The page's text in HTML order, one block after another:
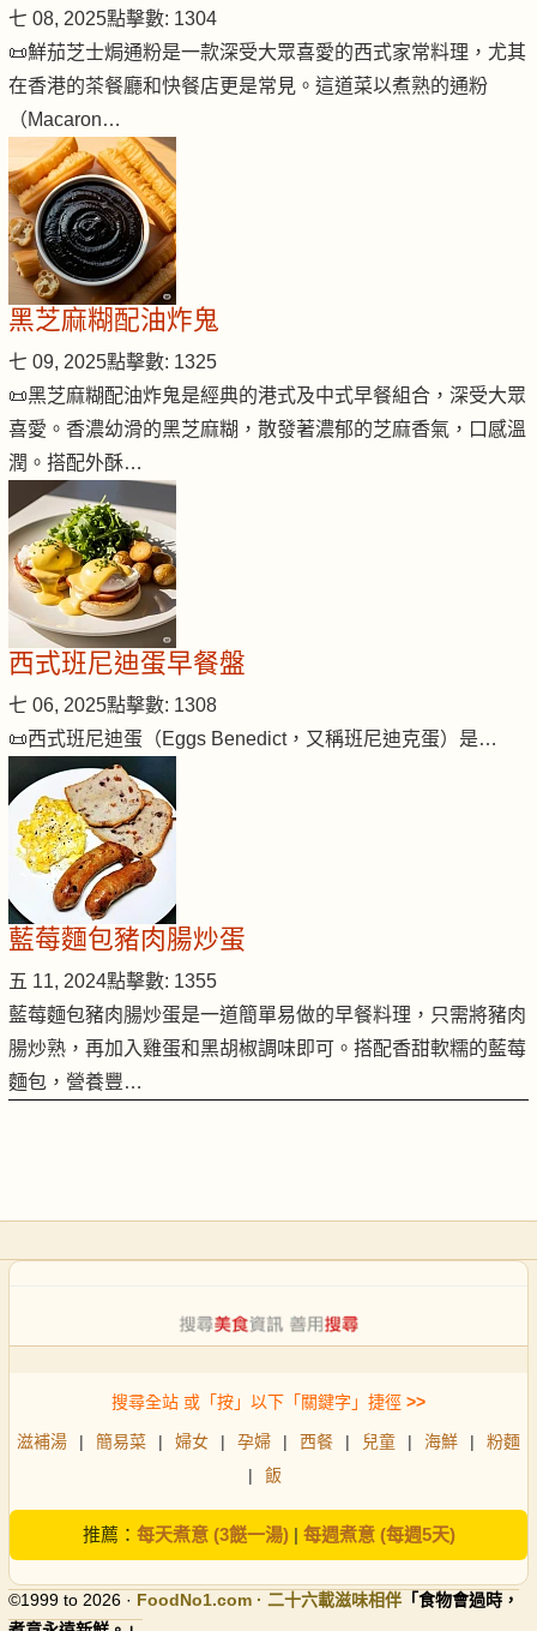
七 08, 2025點擊數: 1304
📜鮮茄芝士焗通粉是一款深受大眾喜愛的西式家常料理，尤其
在香港的茶餐廳和快餐店更是常見。這道菜以煮熟的通粉
（Macaron…
黑芝麻糊配油炸鬼
七 09, 2025點擊數: 1325
📜黑芝麻糊配油炸鬼是經典的港式及中式早餐組合，深受大眾
喜愛。香濃幼滑的黑芝麻糊，散發著濃郁的芝麻香氣，口感溫
潤。搭配外酥…
西式班尼迪蛋早餐盤
七 06, 2025點擊數: 1308
📜西式班尼迪蛋（Eggs Benedict，又稱班尼迪克蛋）是…
藍莓麵包豬肉腸炒蛋
五 11, 2024點擊數: 1355
藍莓麵包豬肉腸炒蛋是一道簡單易做的早餐料理，只需將豬肉
腸炒熟，再加入雞蛋和黑胡椒調味即可。搭配香甜軟糯的藍莓
麵包，營養豐…
搜尋全站 或「按」以下「關鍵字」捷徑 >>
滋補湯 | 簡易菜 | 婦女 | 孕婦 | 西餐 | 兒童 | 海鮮 |
粉麵
|
飯
推薦： 每天煮意 (3餸一湯)| 每週煮意 (每週5天)
©1999 to 2026 · FoodNo1.com · 二十六載滋味相伴 「食物會過時，